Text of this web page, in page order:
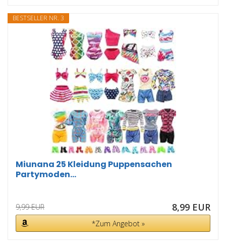
BESTSELLER NR. 3
Miunana 25 Kleidung Puppensachen
Partymoden...
9,99 EUR 8,99 EUR
*Zum Angebot »